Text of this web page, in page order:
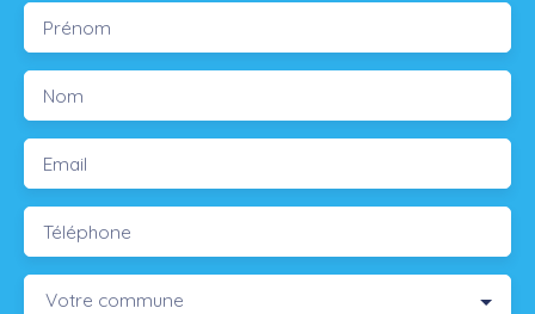
Prénom
Nom
Email
Téléphone
Votre commune